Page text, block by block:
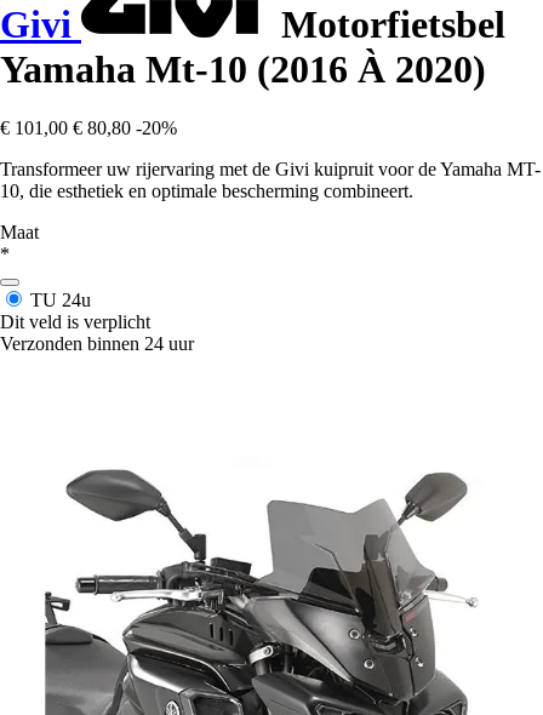
Givi
Motorfietsbel
Yamaha Mt-10 (2016 À 2020)
€ 101,00 € 80,80 -20%
Transformeer uw rijervaring met de Givi kuipruit voor de Yamaha MT-
10, die esthetiek en optimale bescherming combineert.
Maat
*
TU 24u
Dit veld is verplicht
Verzonden binnen 24 uur